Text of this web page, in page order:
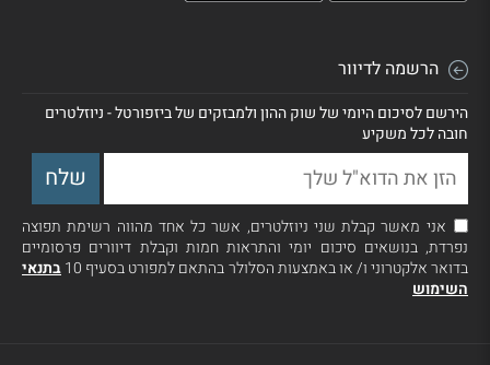
הרשמה לדיוור
הירשם לסיכום היומי של שוק ההון ולמבזקים של ביזפורטל - ניוזלטרים
חובה לכל משקיע
אני מאשר קבלת שני ניוזלטרים, אשר כל אחד מהווה רשימת תפוצה
נפרדת, בנושאים סיכום יומי והתראות חמות וקבלת דיוורים פרסומיים
בדואר אלקטרוני ו/ או באמצעות הסלולר בהתאם למפורט בסעיף 10
בתנאי
השימוש